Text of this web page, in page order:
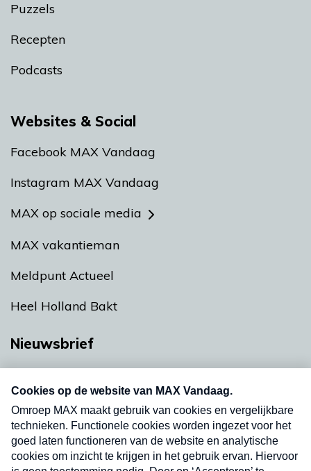
Puzzels
Recepten
Podcasts
Websites & Social
Facebook MAX Vandaag
Instagram MAX Vandaag
MAX op sociale media
MAX vakantieman
Meldpunt Actueel
Heel Holland Bakt
Nieuwsbrief
nieuwsbrief. Elke vrijdag- en dinsdagochtend in
uw mailbox.
Verzend